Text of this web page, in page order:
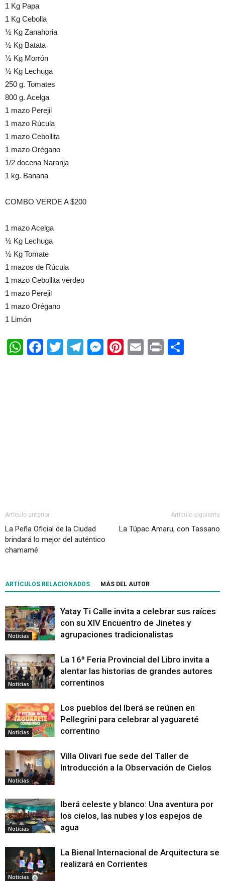
1 Kg Papa
1 Kg Cebolla
½ Kg Zanahoria
½ Kg Batata
½ Kg Morrón
½ Kg Lechuga
250 g. Tomates
800 g. Acelga
1 mazo Perejil
1 mazo Rúcula
1 mazo Cebollita
1 mazo Orégano
1/2 docena Naranja
1 kg. Banana
COMBO VERDE A $200
1 mazo Acelga
½ Kg Lechuga
½ Kg Tomate
1 mazos de Rúcula
1 mazo Cebollita verdeo
1 mazo Perejil
1 mazo Orégano
1 Limón
WhatsApp
Facebook
TwitterTelegram
Messenger
Pinterest
EmailPrint
Artículo anterior
La Peña Oficial de la Ciudad
brindará lo mejor del auténtico
chamamé
Artículo siguiente
La Túpac Amaru, con Tassano
ARTÍCULOS RELACIONADOS MÁS DEL AUTOR
Noticias
Yatay Ti Calle invita a celebrar sus raíces
con su XIV Encuentro de Jinetes y
agrupaciones tradicionalistas
Noticias
La 16ª Feria Provincial del Libro invita a
alentar las historias de grandes autores
correntinos
Noticias
Los pueblos del Iberá se reúnen en
Pellegrini para celebrar al yaguareté
correntino
Noticias
Villa Olivari fue sede del Taller de
Introducción a la Observación de Cielos
Noticias
Iberá celeste y blanco: Una aventura por
los cielos, las nubes y los espejos de
agua
Noticias
La Bienal Internacional de Arquitectura se
realizará en Corrientes